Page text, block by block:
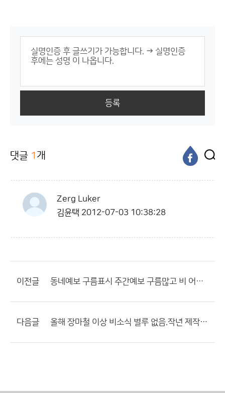
등록
댓글 1 개
Zerg Luker
김윤택 2012-07-03 10:38:28
이전글 동네예보 구름표시 주간예보 구름많고 비 어쪽 정확하지??
다음글 올해 장마철 이상 비소식 별루 없음.작년 제작년 비교하면??